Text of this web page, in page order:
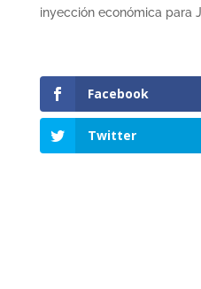
inyección económica para
Facebook
Twitter